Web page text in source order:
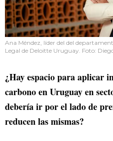
Ana Méndez, líder del del
Legal de Deloitte Uruguay. Foto:
¿Hay espacio para aplicar
carbono en Uruguay en
debería ir por el lado de
reducen las mismas?